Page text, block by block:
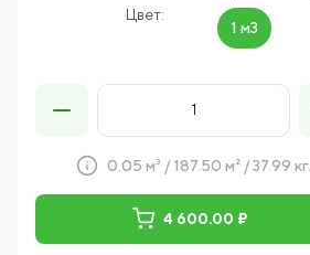
Цвет:
1 м3
0.05 м³ / 187.50 м² / 37.99 кг.
4 600.00 ₽